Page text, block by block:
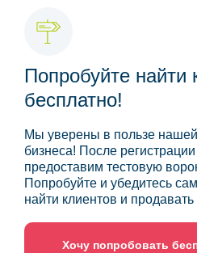
Попробуйте найти
бесплатно!
Мы уверены в пользе
бизнеса! После
предоставим тестовую
Попробуйте и убедитесь
найти клиентов и
Хочу попробовать